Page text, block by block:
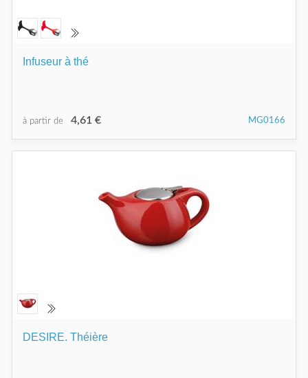
Infuseur à thé
à partir de 4,61 € MG0166
DESIRE. Théière